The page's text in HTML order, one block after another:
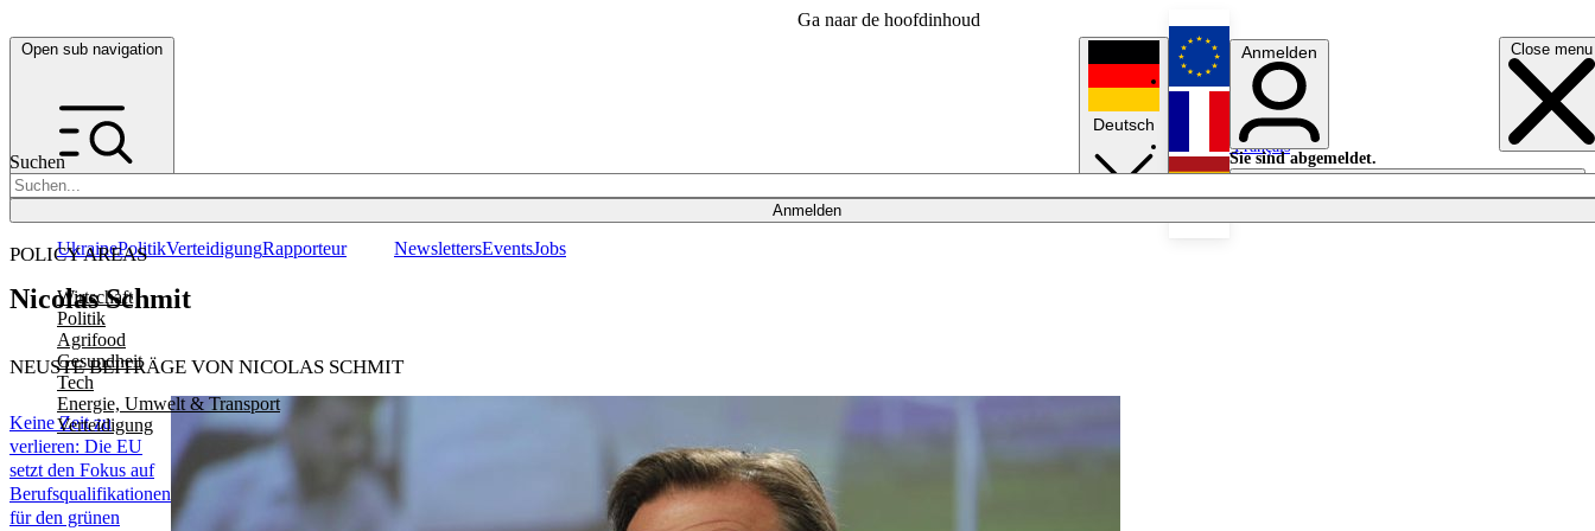
Ga naar de hoofdinhoud
Open sub navigation Close menu
Suchen
Anmelden
POLICY AREAS
Wirtschaft
Politik
Agrifood
Gesundheit
Tech
Energie, Umwelt & Transport
Verteidigung
UkrainePolitikVerteidigungRapporteur NewslettersEventsJobs
Deutsch
English
Français
Anmelden
Sie sind abgemeldet.
Anmelden
Licht aus
Nicolas Schmit
NEUSTE BEITRÄGE VON NICOLAS SCHMIT
Keine Zeit zu
verlieren: Die EU
setzt den Fokus auf
Berufsqualifikationen
für den grünen